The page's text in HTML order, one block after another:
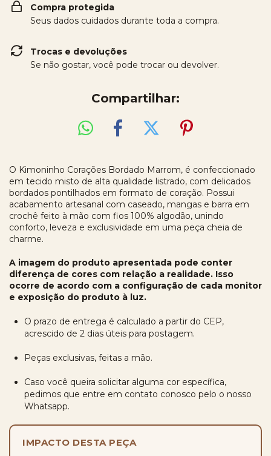
Compra protegida
Seus dados cuidados durante toda a compra.
Trocas e devoluções
Se não gostar, você pode trocar ou devolver.
Compartilhar:
O Kimoninho Corações Bordado Marrom, é confeccionado
em tecido misto de alta qualidade listrado, com delicados
bordados pontilhados em formato de coração. Possui
acabamento artesanal com caseado, mangas e barra em
crochê feito à mão com fios 100% algodão, unindo
conforto, leveza e exclusividade em uma peça cheia de
charme.
A imagem do produto apresentada pode conter
diferença de cores com relação a realidade. Isso
ocorre de acordo com a configuração de cada monitor
e exposição do produto à luz.
O prazo de entrega é calculado a partir do CEP,
acrescido de 2 dias úteis para postagem.
Peças exclusivas, feitas a mão.
Caso você queira solicitar alguma cor específica,
pedimos que entre em contato conosco pelo o nosso
Whatsapp.
IMPACTO DESTA PEÇA